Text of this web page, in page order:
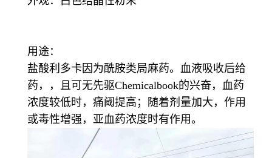
用途：
盐酸利多卡因为酰胺类局麻药。血液吸收后给
药，，且可无先驱Chemicalbook的兴奋，血药
浓度较低时，痛阈提高；随着剂量加大，作用
或毒性增强，亚血药浓度时有作用。